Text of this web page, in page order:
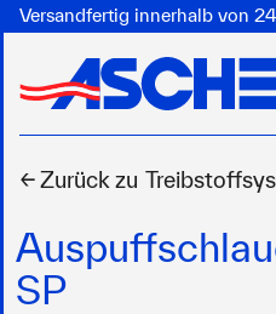
Versandfertig innerhalb von
← Zurück zu
SP